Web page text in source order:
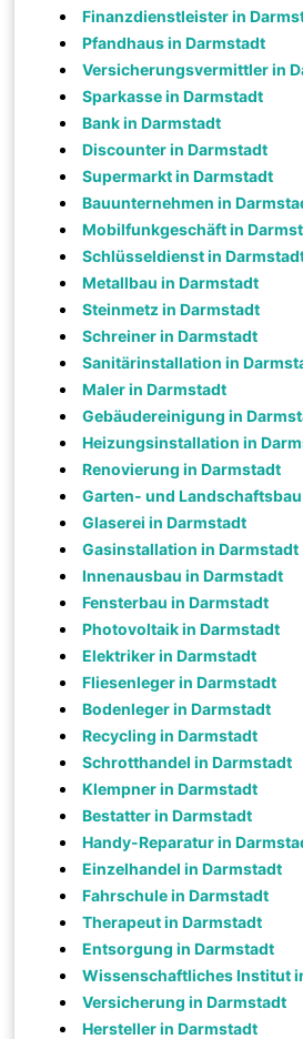
Finanzdienstleister in
Pfandhaus in Darmstadt
Versicherungsvermittler in
Sparkasse in Darmstadt
Bank in Darmstadt
Discounter in Darmstadt
Supermarkt in Darmstadt
Bauunternehmen in
Mobilfunkgeschäft in
Schlüsseldienst in
Metallbau in Darmstadt
Steinmetz in Darmstadt
Schreiner in Darmstadt
Sanitärinstallation in
Maler in Darmstadt
Gebäudereinigung in
Heizungsinstallation in
Renovierung in Darmstadt
Garten- und
Glaserei in Darmstadt
Gasinstallation in Darmstadt
Innenausbau in Darmstadt
Fensterbau in Darmstadt
Photovoltaik in Darmstadt
Elektriker in Darmstadt
Fliesenleger in Darmstadt
Bodenleger in Darmstadt
Recycling in Darmstadt
Schrotthandel in Darmstadt
Klempner in Darmstadt
Bestatter in Darmstadt
Handy-Reparatur in
Einzelhandel in Darmstadt
Fahrschule in Darmstadt
Therapeut in Darmstadt
Entsorgung in Darmstadt
Wissenschaftliches Institut
Versicherung in Darmstadt
Hersteller in Darmstadt